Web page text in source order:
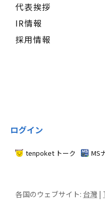
代表挨拶
IR情報
採用情報
ログイン
tenpoket トーク MS
各国のウェブサイト: 台灣 |